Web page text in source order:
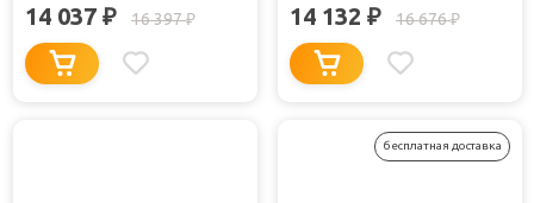
14 037 ₽ 16 397₽ 14 132 ₽ 16 676₽
бесплатная доставка